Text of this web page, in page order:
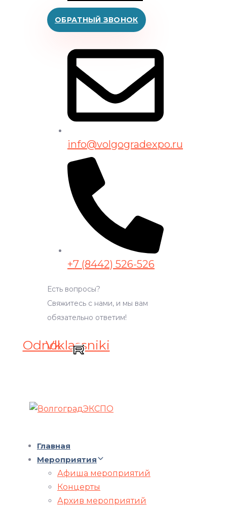
ОБРАТНЫЙ ЗВОНОК
info@volgogradexpo.ru
+7 (8442) 526-526
Есть вопросы?
Свяжитесь с нами, и мы вам
обязательно ответим!
Vk
Odnoklassniki
Главная
Мероприятия
Афиша мероприятий
Концерты
Архив мероприятий